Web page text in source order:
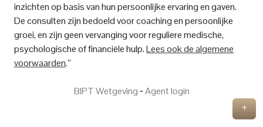
inzichten op basis van hun persoonlijke ervaring en gaven.
De consulten zijn bedoeld voor coaching en persoonlijke
groei, en zijn geen vervanging voor reguliere medische,
psychologische of financiële hulp.Lees ook de algemene
voorwaarden.”
BIPT Wetgeving‐Agent login